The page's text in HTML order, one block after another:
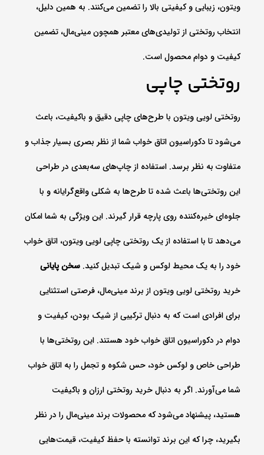
ویتون، زیبایی و کیفیتی بالا را تضمین می‌کنند. به همین دلیل،
انتخاب روتختی از تولیدی‌های معتبر همچون مینی‌مال، تضمین
کیفیت و دوام محصول است.
روتختی چاپی
روتختی لویی ویتون با طرح‌های چاپی دقیق و باکیفیت، باعث
می‌شود تا دکوراسیون اتاق خواب شما از نظر بصری بسیار جذاب و
متفاوت به نظر برسد. استفاده از چاپ‌های سه‌بعدی در طراحی
این روتختی‌ها باعث شده تا طرح‌ها به شکلی واقع‌گرایانه و با
جلوه‌ای خیره‌کننده روی پارچه قرار گیرند. این ویژگی به شما امکان
می‌دهد تا با استفاده از یک روتختی چاپی لویی ویتون، اتاق خواب
خود را به یک محیط لوکس و شیک تبدیل کنید. سخن پایانی
خرید روتختی لویی ویتون از برند مینی‌مال، فرصتی استثنایی
برای افرادی است که به دنبال ترکیبی از شیک بودن، کیفیت و
دوام در دکوراسیون اتاق خواب خود هستند. این روتختی‌ها با
طراحی خاص و لوکس خود، حس شکوه و تجمل را به اتاق خواب
شما می‌آورند. اگر به دنبال خرید روتختی ارزان و باکیفیت
هستید، پیشنهاد می‌شود که محصولات برند مینی‌مال را در نظر
بگیرید، چرا که این برند توانسته با حفظ کیفیت، قیمت‌هایی